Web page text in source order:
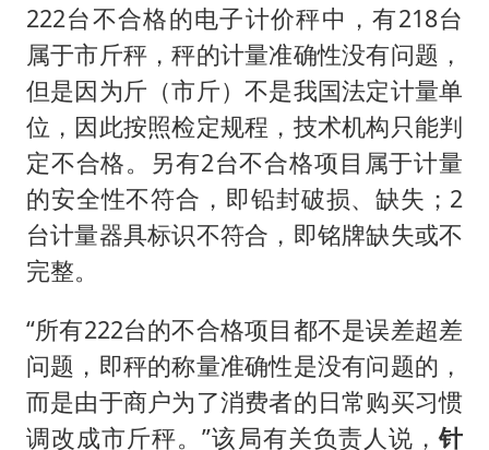
222台不合格的电子计价秤中，有218台
属于市斤秤，秤的计量准确性没有问题，
但是因为斤（市斤）不是我国法定计量单
位，因此按照检定规程，技术机构只能判
定不合格。另有2台不合格项目属于计量
的安全性不符合，即铅封破损、缺失；2
台计量器具标识不符合，即铭牌缺失或不
完整。
“所有222台的不合格项目都不是误差超差
问题，即秤的称量准确性是没有问题的，
而是由于商户为了消费者的日常购买习惯
调改成市斤秤。”该局有关负责人说，针